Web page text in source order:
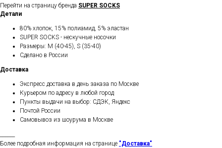
Перейти на страницу бренда SUPER SOCKS
Детали
80% хлопок, 15% полиамид, 5% эластан
SUPER SOCKS - нескучные носочки
Размеры: M (40-45), S (35-40)
Сделано в России
Доставка
Экспресс доставка в день заказа по Москве
Курьером по адресу в любой город
Пункты выдачи на выбор: СДЭК, Яндекс
Почтой России
Самовывоз из шоурума в Москве
Более подробная информация на странице "Доставка"